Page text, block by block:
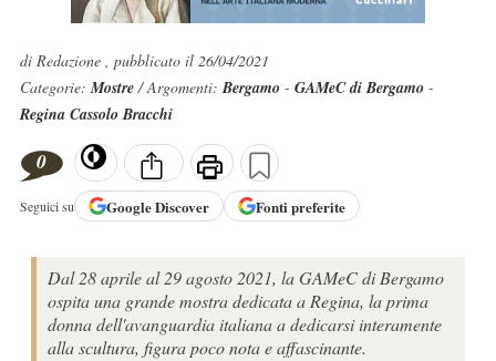
di Redazione , pubblicato il 26/04/2021
Categorie:Mostre/ Argomenti:Bergamo - GAMeC di Bergamo -
Regina Cassolo Bracchi
0
Seguici su GoogleDiscover Fonti preferite
Dal 28 aprile al 29 agosto 2021, la GAMeC di Bergamo
ospita una grande mostra dedicata a Regina, la prima
donna dell'avanguardia italiana a dedicarsi interamente
alla scultura, figura poco nota e affascinante.